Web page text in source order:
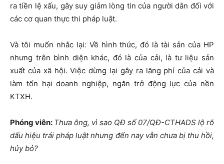
ra tiền lệ xấu, gây suy giảm lòng tin của người dân đối với
các cơ quan thực thi pháp luật.
Và tôi muốn nhắc lại: Về hình thức, đó là tài sản của HP
nhưng trên bình diện khác, đó là của cải, là tư liệu sản
xuất của xã hội. Việc dừng lại gây ra lãng phí của cải và
làm tổn hại doanh nghiệp, ngăn trở động lực của nền
KTXH.
Phóng viên: Thưa ông, vì sao QĐ số 07/QĐ-CTHADS lộ rõ
dấu hiệu trái pháp luật nhưng đến nay vẫn chưa bị thu hồi,
hủy bỏ?